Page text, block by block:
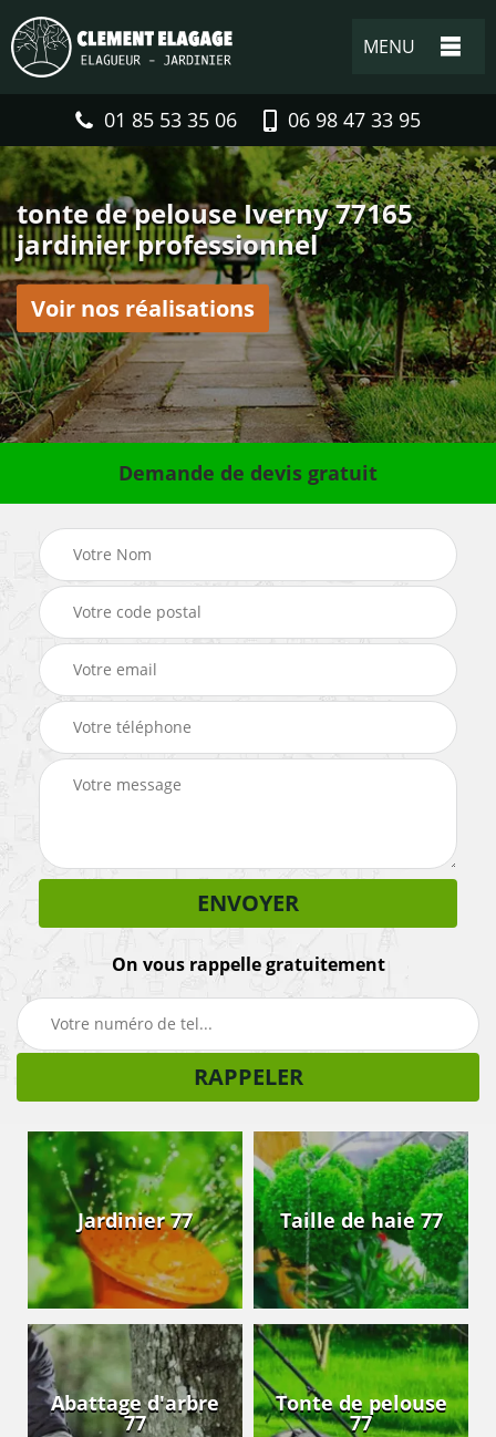
MENU
01 85 53 35 06 06 98 47 33 95
tonte de pelouse Iverny 77165
jardinier professionnel
Voir nos réalisations
Demande de devis gratuit
On vous rappelle gratuitement
Jardinier 77 Taille de haie 77
Abattage d'arbre
77
Tonte de pelouse
77